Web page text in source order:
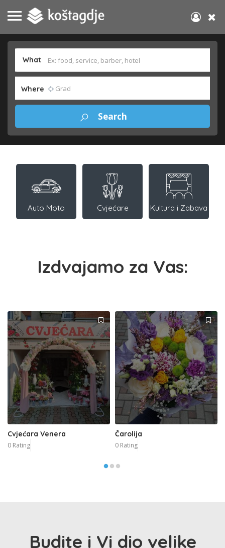
What
Where
Auto Moto Cvjećare Kultura i Zabava
Izdvajamo za Vas:
Cvjećara Venera
0 Rating
Čarolija
0 Rating
Budite i Vi dio velike